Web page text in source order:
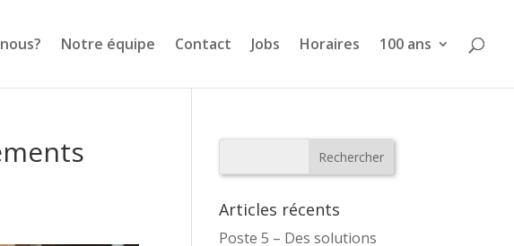
Notre équipe Contact Jobs Horaires 100 ans
Articles récents
Poste 5 – Des solutions